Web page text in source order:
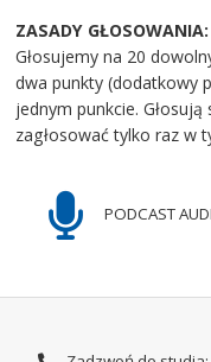
ZASADY GŁOSOWANIA:
Głosujemy na 20
dwa punkty (dodatkowy
jednym punkcie. Głosują
zagłosować tylko raz w
PODCAST